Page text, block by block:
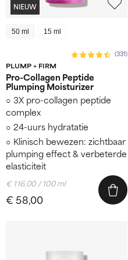
NIEUW
50 ml 15 ml
PLUMP + FIRM
(331)
Pro-Collagen Peptide
Plumping Moisturizer
3X pro-collagen peptide
complex
24-uurs hydratatie
Klinisch bewezen: zichtbaar
plumping effect & verbeterde
elasticiteit
€ 58,00
€ 116,00 / 100 ml